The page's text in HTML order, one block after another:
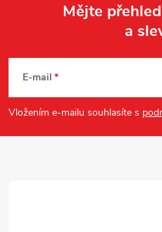
p
a
Mějte
a
E-mail
Vložením e-mailu souhlasíte s